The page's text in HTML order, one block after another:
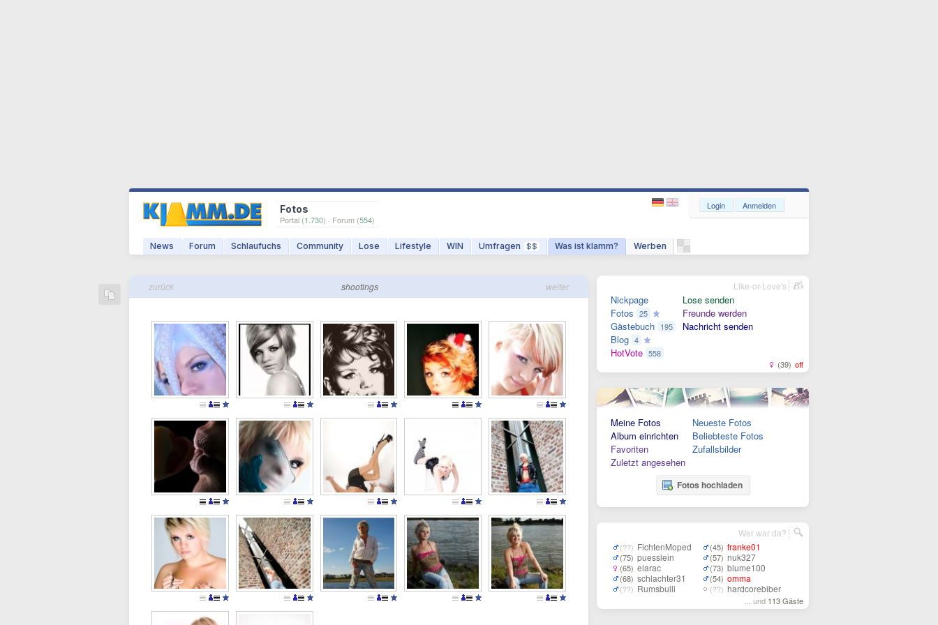
Fotos
Portal (1.730) · Forum (554)
News Forum Schlaufuchs Community Lose Lifestyle WIN Umfragen $$ Was ist klamm? Werben
Login Anmelden
zurück weiter
shootings
Nickpage
Fotos 25
Gästebuch 195
Blog 4
HotVote 558
Lose senden
Freunde werden
Nachricht senden
(39) off
Like-or-Love's
Meine Fotos
Album einrichten
Favoriten
Zuletzt angesehen
Neueste Fotos
Beliebteste Fotos
Zufallsbilder
Fotos hochladen
(??) FichtenMoped
(75) puesslein
(65) elarac
(68) schlachter31
(??) Rumsbulli
(45) franke01
(57) nuk327
(73) blume100
(54) omma
(??) hardcorebiber
... und 113 Gäste
Wer war da?